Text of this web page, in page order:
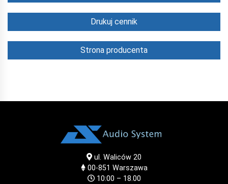
Drukuj cennik
Strona producenta
ul. Waliców 20
00-851 Warszawa
10:00 – 18.00